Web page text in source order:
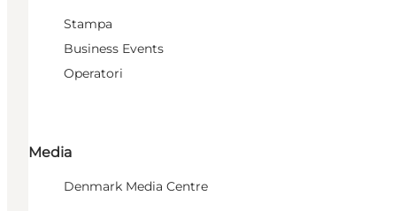
Stampa
Business Events
Operatori
Media
Denmark Media Centre